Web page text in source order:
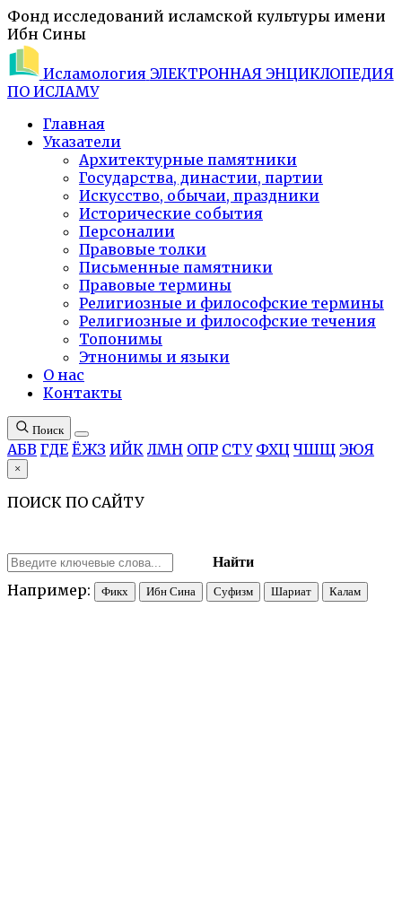
Фонд исследований исламской культуры имени
Ибн Сины
Исламология ЭЛЕКТРОННАЯ ЭНЦИКЛОПЕДИЯ
ПО ИСЛАМУ
Главная
Указатели
Архитектурные памятники
Государства, династии, партии
Искусство, обычаи, праздники
Исторические события
Персоналии
Правовые толки
Письменные памятники
Правовые термины
Религиозные и философские термины
Религиозные и философские течения
Топонимы
Этнонимы и языки
О нас
Контакты
Поиск
АБВ ГДЕ ЁЖЗ ИЙК ЛМН ОПР СТУ ФХЦ ЧШЩ ЭЮЯ
×
ПОИСК ПО САЙТУ
Найти
Например: Фикх Ибн Сина Суфизм Шариат Калам